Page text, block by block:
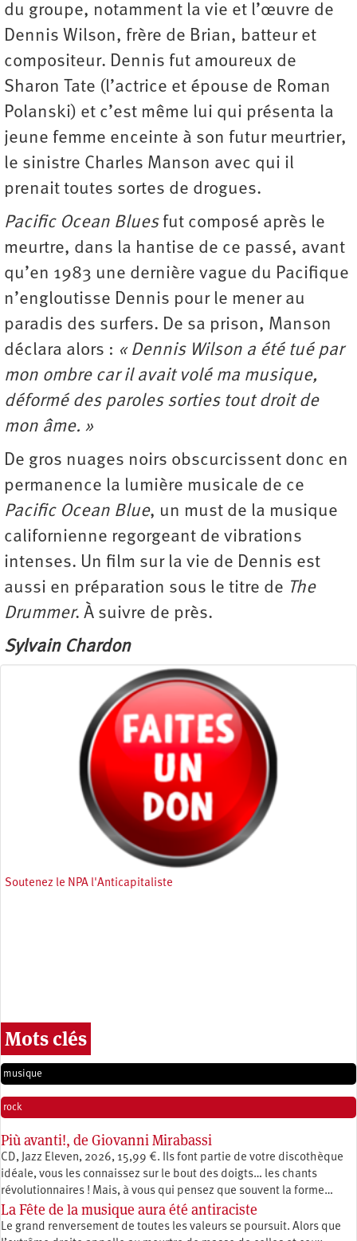
du groupe, notamment la vie et l’œuvre de
Dennis Wilson, frère de Brian, batteur et
compositeur. Dennis fut amoureux de
Sharon Tate (l’actrice et épouse de Roman
Polanski) et c’est même lui qui présenta la
jeune femme enceinte à son futur meurtrier,
le sinistre Charles Manson avec qui il
prenait toutes sortes de drogues.
Pacific Ocean Bluesfut composé après le
meurtre, dans la hantise de ce passé, avant
qu’en 1983 une dernière vague du Pacifique
n’engloutisse Dennis pour le mener au
paradis des surfers. De sa prison, Manson
déclara alors : « Dennis Wilson a été tué par
mon ombre car il avait volé ma musique,
déformé des paroles sorties tout droit de
mon âme. »
De gros nuages noirs obscurcissent donc en
permanence la lumière musicale de ce
Pacific Ocean Blue, un must de la musique
californienne regorgeant de vibrations
intenses. Un film sur la vie de Dennis est
aussi en préparation sous le titre de The
Drummer. À suivre de près.
Sylvain Chardon
Soutenez le NPA l'Anticapitaliste
Mots clés
musique
rock
Più avanti!, de Giovanni Mirabassi
CD, Jazz Eleven, 2026, 15,99 €. Ils font partie de votre discothèque
idéale, vous les connaissez sur le bout des doigts… les chants
révolutionnaires ! Mais, à vous qui pensez que souvent la forme…
La Fête de la musique aura été antiraciste
Le grand renversement de toutes les valeurs se poursuit. Alors que